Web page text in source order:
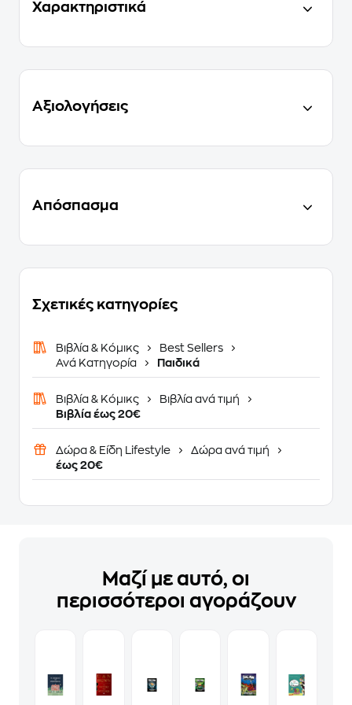
Χαρακτηριστικά
Αξιολογήσεις
Απόσπασμα
Σχετικές κατηγορίες
Βιβλία & Κόμικς
Best Sellers
Ανά Κατηγορία
Παιδικά
Βιβλία & Κόμικς
Βιβλία ανά τιμή
Βιβλία έως 20€
Δώρα & Είδη Lifestyle
Δώρα ανά τιμή
έως 20€
Μαζί με αυτό, οι
περισσότεροι αγοράζουν